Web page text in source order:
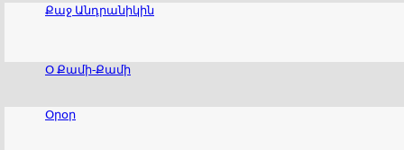
Քաջ Անդրանիկին
Օ Քամի-Քամի
Օրօր